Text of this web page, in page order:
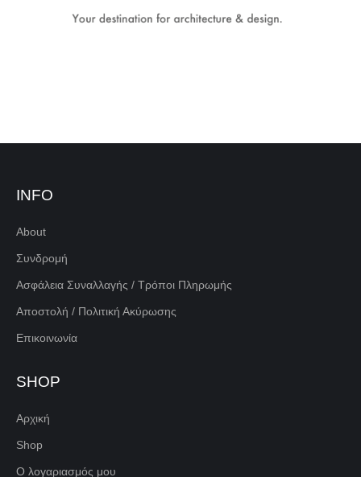
INFO
About
Συνδρομή
Ασφάλεια Συναλλαγής / Τρόποι Πληρωμής
Αποστολή / Πολιτική Ακύρωσης
Επικοινωνία
SHOP
Αρχική
Shop
Ο λογαριασμός μου